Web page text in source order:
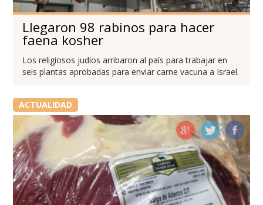
Llegaron 98 rabinos para hacer
faena kosher
Los religiosos judíos arribaron al país para trabajar en
seis plantas aprobadas para enviar carne vacuna a Israel.
ACTUALIDAD